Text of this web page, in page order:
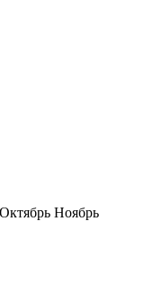
Октябрь Ноябрь